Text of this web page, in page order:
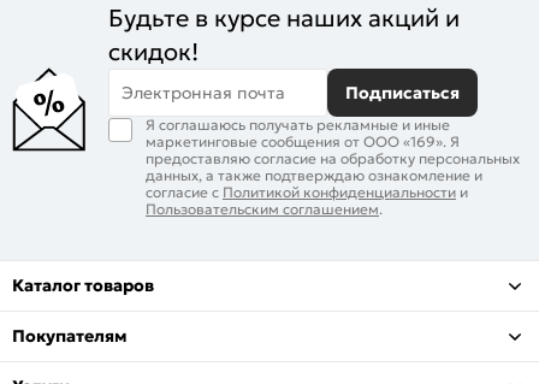
Будьте в курсе наших акций и
скидок!
Электронная почта Подписаться
Я соглашаюсь получать рекламные и иные
маркетинговые сообщения от ООО «169». Я
предоставляю согласие на обработку персональных
данных, а также подтверждаю ознакомление и
согласие с Политикой конфиденциальности и
Пользовательским соглашением.
Каталог товаров
Покупателям